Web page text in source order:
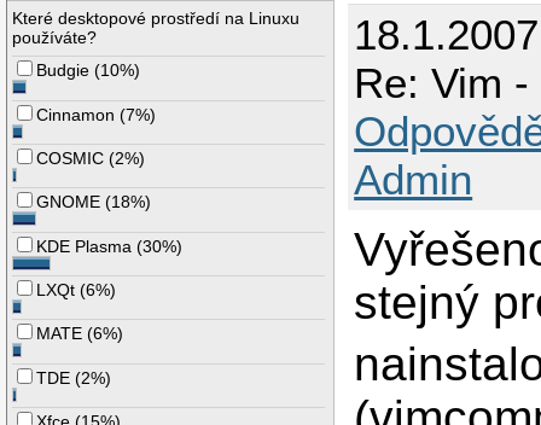
Které desktopové prostředí na Linuxu
používáte?
Budgie (10%)
Cinnamon (7%)
COSMIC (2%)
GNOME (18%)
KDE Plasma (30%)
LXQt (6%)
MATE (6%)
TDE (2%)
Re: Vim
Admin
stejný